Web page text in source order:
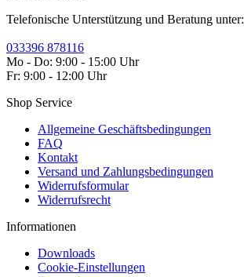
Telefonische Unterstützung und Beratung unter:
033396 878116
Mo - Do: 9:00 - 15:00 Uhr
Fr: 9:00 - 12:00 Uhr
Shop Service
Allgemeine Geschäftsbedingungen
FAQ
Kontakt
Versand und Zahlungsbedingungen
Widerrufsformular
Widerrufsrecht
Informationen
Downloads
Cookie-Einstellungen